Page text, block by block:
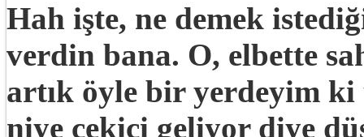
Hah işte, ne demek
verdin bana. O, elbette
artık öyle bir yerdeyim
niye çekici geliyor diye